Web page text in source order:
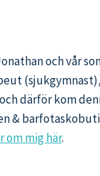
och vår
(sjukgymnast),
därför kom
&
om mig här.